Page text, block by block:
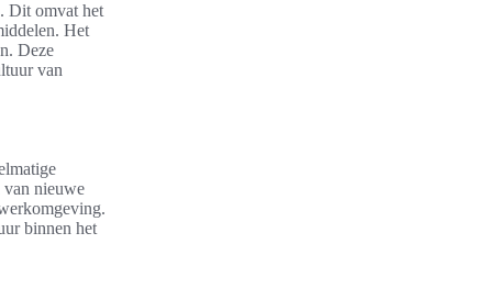
Dit omvat het
Het
Deze
van
van nieuwe
binnen het